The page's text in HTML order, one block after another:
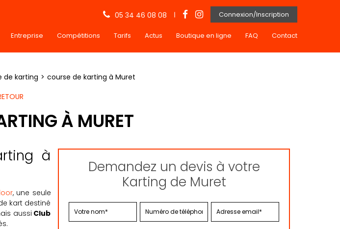
05 34 46 08 08 Connexion/Inscription
Entreprise Compétitions Tarifs Actus Boutique en ligne FAQ Contact
de karting
course de karting à Muret
À MURET
à
, une seule
kart destiné
aussi Club
Demandez un devis à votre
Karting de Muret